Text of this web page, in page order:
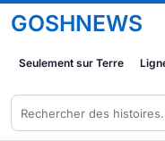
GOSHNEWS
Seulement sur Terre